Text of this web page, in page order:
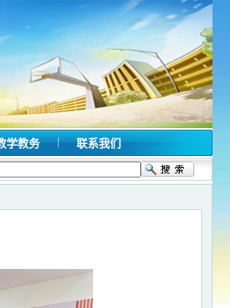
学教务 | 联系我们